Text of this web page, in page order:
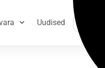
Uudised
Search